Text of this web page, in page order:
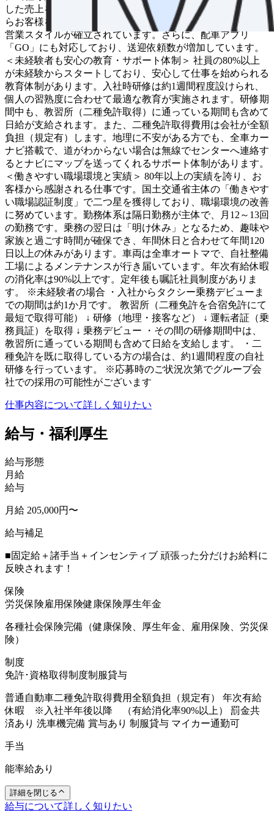
した売上を確保できる体制が整っています。街中を走りなが
らお客様を探す「流し営業」に頼らず、お客様から呼ばれる
営業スタイルが確立されています。さらに、配車アプリ
「GO」にも対応しており、送迎依頼数が増加しています。
＜未経験者も安心の教育・サポート体制＞ 社員の80%以上
が未経験からスタートしており、安心して仕事を始められる
教育体制があります。入社時研修は約1週間程度設けられ、
個人の習熟度に合わせて最適な教育が実施されます。研修期
間中も、教習所（二種免許取得）に通っている期間も含めて
日給が支給されます。また、二種免許取得費用は会社が全額
負担（規定有）します。地理に不安がある方でも、全車カー
ナビ搭載で、道がわからない場合は無線でセンターへ連絡す
るとナビにマップを送ってくれるサポート体制があります。
＜働きやすい職場環境と実績＞ 80年以上の実績を誇り、お
客様から感謝される仕事です。国土交通省主体の「働きやす
い職場認証制度」で二つ星を獲得しており、職場環境の改善
に努めています。勤務体系は隔日勤務が主体で、月12～13回
の勤務です。乗務の翌日は「明け休み」となるため、趣味や
家族と過ごす時間が確保でき、年間休日と合わせて年間120
日以上の休みがあります。車両は全車オートマで、自社整備
工場によるメンテナンスが行き届いています。年次有給休暇
の消化率は90%以上です。定年後も嘱託社員制度がありま
す。 ※未経験者の場合 ・入社からタクシー乗務デビューま
での期間は約1か月です。 教習所（二種免許を合宿免許にて
最短で取得可能） ↓ 研修（地理・接客など） ↓ 運転者証（乗
務員証）を取得 ↓ 乗務デビュー ・その間の研修期間中は、
教習所に通っている期間も含めて日給を支給します。 ・二
種免許を既に取得している方の場合は、約1週間程度の自社
研修を行っています。 ※応募時のご状況次第でグループ会
社での採用の可能性がございます
仕事内容について詳しく知りたい
給与・福利厚生
給与形態
月給
給与
月給 205,000円〜
給与補足
■固定給＋諸手当＋インセンティブ 頑張った分だけお給料に
反映されます！
保険
労災保険雇用保険健康保険厚生年金
各種社会保険完備（健康保険、厚生年金、雇用保険、労災保
険）
制度
免許･資格取得制度制服貸与
普通自動車二種免許取得費用全額負担（規定有） 年次有給
休暇 ※入社半年後以降 （有給消化率90%以上） 罰金共
済あり 洗車機完備 賞与あり 制服貸与 マイカー通勤可
手当
能率給あり
詳細を閉じる
給与について詳しく知りたい